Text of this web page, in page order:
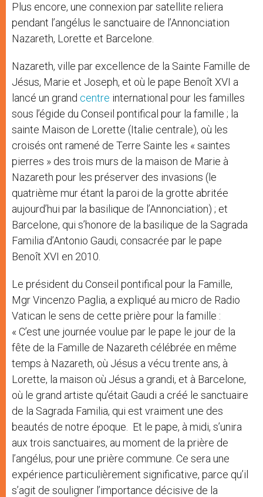
Plus encore, une connexion par satellite reliera
pendant l’angélus le sanctuaire de l’Annonciation
Nazareth, Lorette et Barcelone.
Nazareth, ville par excellence de la Sainte Famille de
Jésus, Marie et Joseph, et où le pape Benoît XVI a
lancé un grand centre international pour les familles
sous l’égide du Conseil pontifical pour la famille ; la
sainte Maison de Lorette (Italie centrale), où les
croisés ont ramené de Terre Sainte les « saintes
pierres » des trois murs de la maison de Marie à
Nazareth pour les préserver des invasions (le
quatrième mur étant la paroi de la grotte abritée
aujourd’hui par la basilique de l’Annonciation) ; et
Barcelone, qui s’honore de la basilique de la Sagrada
Familia d’Antonio Gaudi, consacrée par le pape
Benoît XVI en 2010.
Le président du Conseil pontifical pour la Famille,
Mgr Vincenzo Paglia, a expliqué au micro de Radio
Vatican le sens de cette prière pour la famille :
« C’est une journée voulue par le pape le jour de la
fête de la Famille de Nazareth célébrée en même
temps à Nazareth, où Jésus a vécu trente ans, à
Lorette, la maison où Jésus a grandi, et à Barcelone,
où le grand artiste qu’était Gaudi a créé le sanctuaire
de la Sagrada Familia, qui est vraiment une des
beautés de notre époque. Et le pape, à midi, s’unira
aux trois sanctuaires, au moment de la prière de
l’angélus, pour une prière commune. Ce sera une
expérience particulièrement significative, parce qu’il
s’agit de souligner l’importance décisive de la